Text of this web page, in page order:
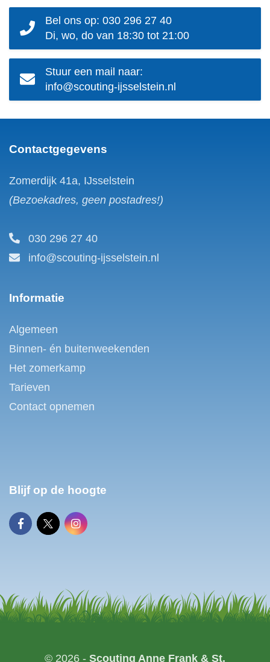
Bel ons op: 030 296 27 40
Di, wo, do van 18:30 tot 21:00
Stuur een mail naar:
info@scouting-ijsselstein.nl
Contactgegevens
Zomerdijk 41a, IJsselstein
(Bezoekadres, geen postadres!)
030 296 27 40
info@scouting-ijsselstein.nl
Informatie
Algemeen
Binnen- én buitenweekenden
Het zomerkamp
Tarieven
Contact opnemen
Blijf op de hoogte
© 2026 - Scouting Anne Frank & St.